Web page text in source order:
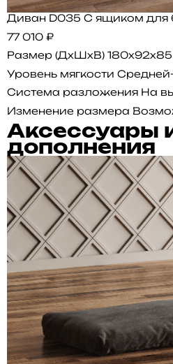
Диван D035 С ящиком для
77 010 ₽
Размер (ДхШхВ)
Уровень мягкости
Система разложения На
Изменение размера
Аксессуары
дополнения